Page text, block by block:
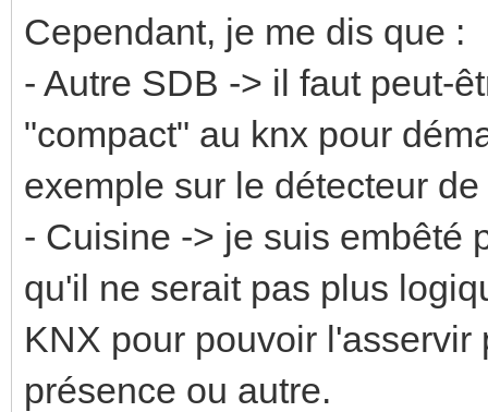
Cependant, je me dis que :
- Autre SDB -> il faut peut-
"compact" au knx pour
exemple sur le détecteur
- Cuisine -> je suis embêté
qu'il ne serait pas plus
KNX pour pouvoir
présence ou autre.